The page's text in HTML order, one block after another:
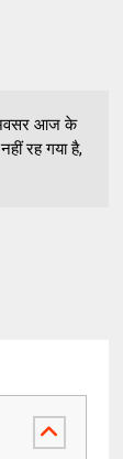
अवसर आज के
रह गया है,